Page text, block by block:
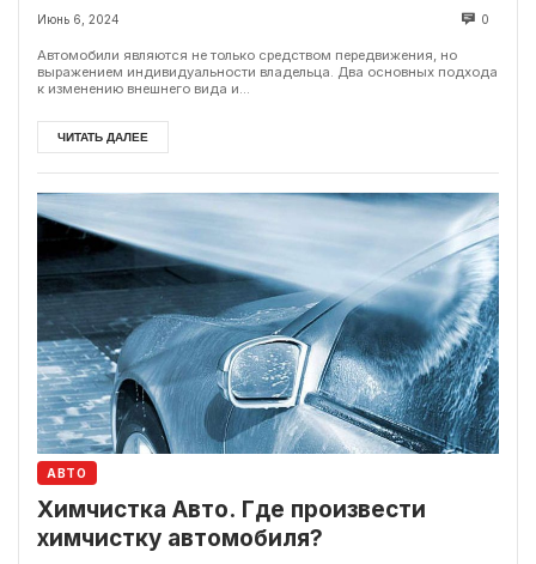
Июнь 6, 2024 0
Автомобили являются не только средством передвижения, но
выражением индивидуальности владельца. Два основных подхода
к изменению внешнего вида и...
ЧИТАТЬ ДАЛЕЕ
АВТО
Химчистка Авто. Где произвести
химчистку автомобиля?